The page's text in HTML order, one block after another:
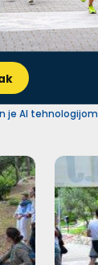
je AI tehnologijom